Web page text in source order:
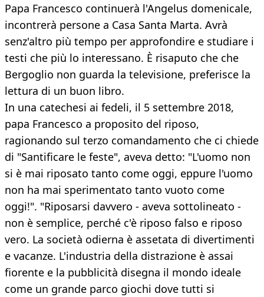
Papa Francesco continuerà l'Angelus domenicale,
incontrerà persone a Casa Santa Marta. Avrà
senz'altro più tempo per approfondire e studiare i
testi che più lo interessano. È risaputo che che
Bergoglio non guarda la televisione, preferisce la
lettura di un buon libro.
In una catechesi ai fedeli, il 5 settembre 2018,
papa Francesco a proposito del riposo,
ragionando sul terzo comandamento che ci chiede
di "Santificare le feste", aveva detto: "L'uomo non
si è mai riposato tanto come oggi, eppure l'uomo
non ha mai sperimentato tanto vuoto come
oggi!". "Riposarsi davvero - aveva sottolineato -
non è semplice, perché c'è riposo falso e riposo
vero. La società odierna è assetata di divertimenti
e vacanze. L'industria della distrazione è assai
fiorente e la pubblicità disegna il mondo ideale
come un grande parco giochi dove tutti si